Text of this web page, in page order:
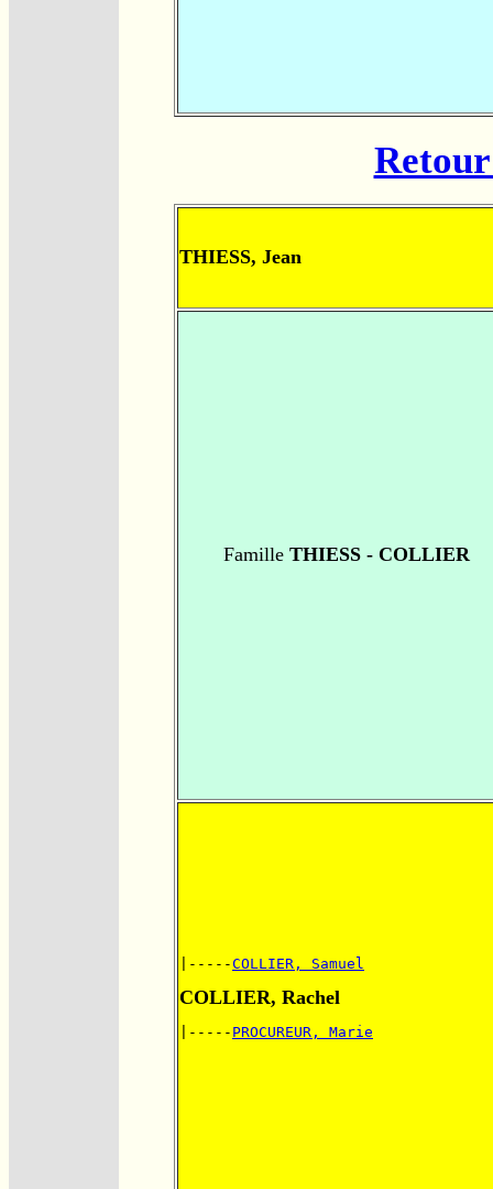
THIESS, Jean
FamilleTHIESS - COLLIER
|-----COLLIER, Samuel
COLLIER, Rachel
|----- PROCUREUR, Marie